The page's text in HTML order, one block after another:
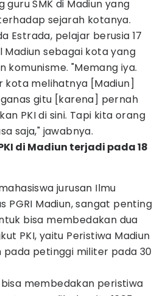
guru SMK di Madiun yang
sejarah kotanya.
Estrada, pelajar berusia 17
sebagai kota yang
komunisme. "Memang iya.
kota melihatnya [Madiun]
gitu [karena] pernah
PKI di sini. Tapi kita orang
saja," jawabnya.
di Madiun terjadi pada 18
jurusan Ilmu
PGRI Madiun, sangat penting
bisa membedakan dua
PKI, yaitu Peristiwa Madiun
pada petinggi militer pada 30
membedakan peristiwa